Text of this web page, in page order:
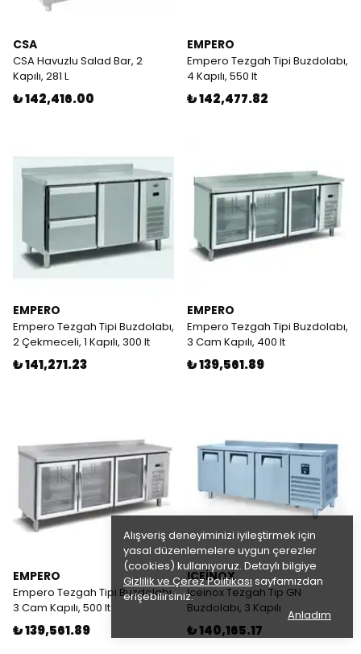
Alışveriş deneyiminizi iyileştirmek için
yasal düzenlemelere uygun çerezler
(cookies) kullanıyoruz. Detaylı bilgiye
Gizlilik ve Çerez Politikası sayfamızdan
erişebilirsiniz.
Anladım
CSA
CSA Havuzlu Salad Bar, 2
Kapılı, 281 L
₺ 142,416.00
EMPERO
Empero Tezgah Tipi Buzdolabı,
4 Kapılı, 550 lt
₺ 142,477.82
EMPERO
Empero Tezgah Tipi Buzdolabı,
2 Çekmeceli, 1 Kapılı, 300 lt
₺ 141,271.23
EMPERO
Empero Tezgah Tipi Buzdolabı,
3 Cam Kapılı, 400 lt
₺ 139,561.89
EMPERO
Empero Tezgah Tipi Buzdolabı,
3 Cam Kapılı, 500 lt
₺ 139,561.89
ICEİNOX
Iceinox Tezgah Tip GN
Buzdolabı, 3 Kapılı
₺ 140,165.17